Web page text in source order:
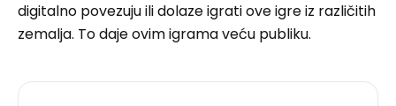
digitalno povezuju ili dolaze igrati ove igre iz različitih
zemalja. To daje ovim igrama veću publiku.